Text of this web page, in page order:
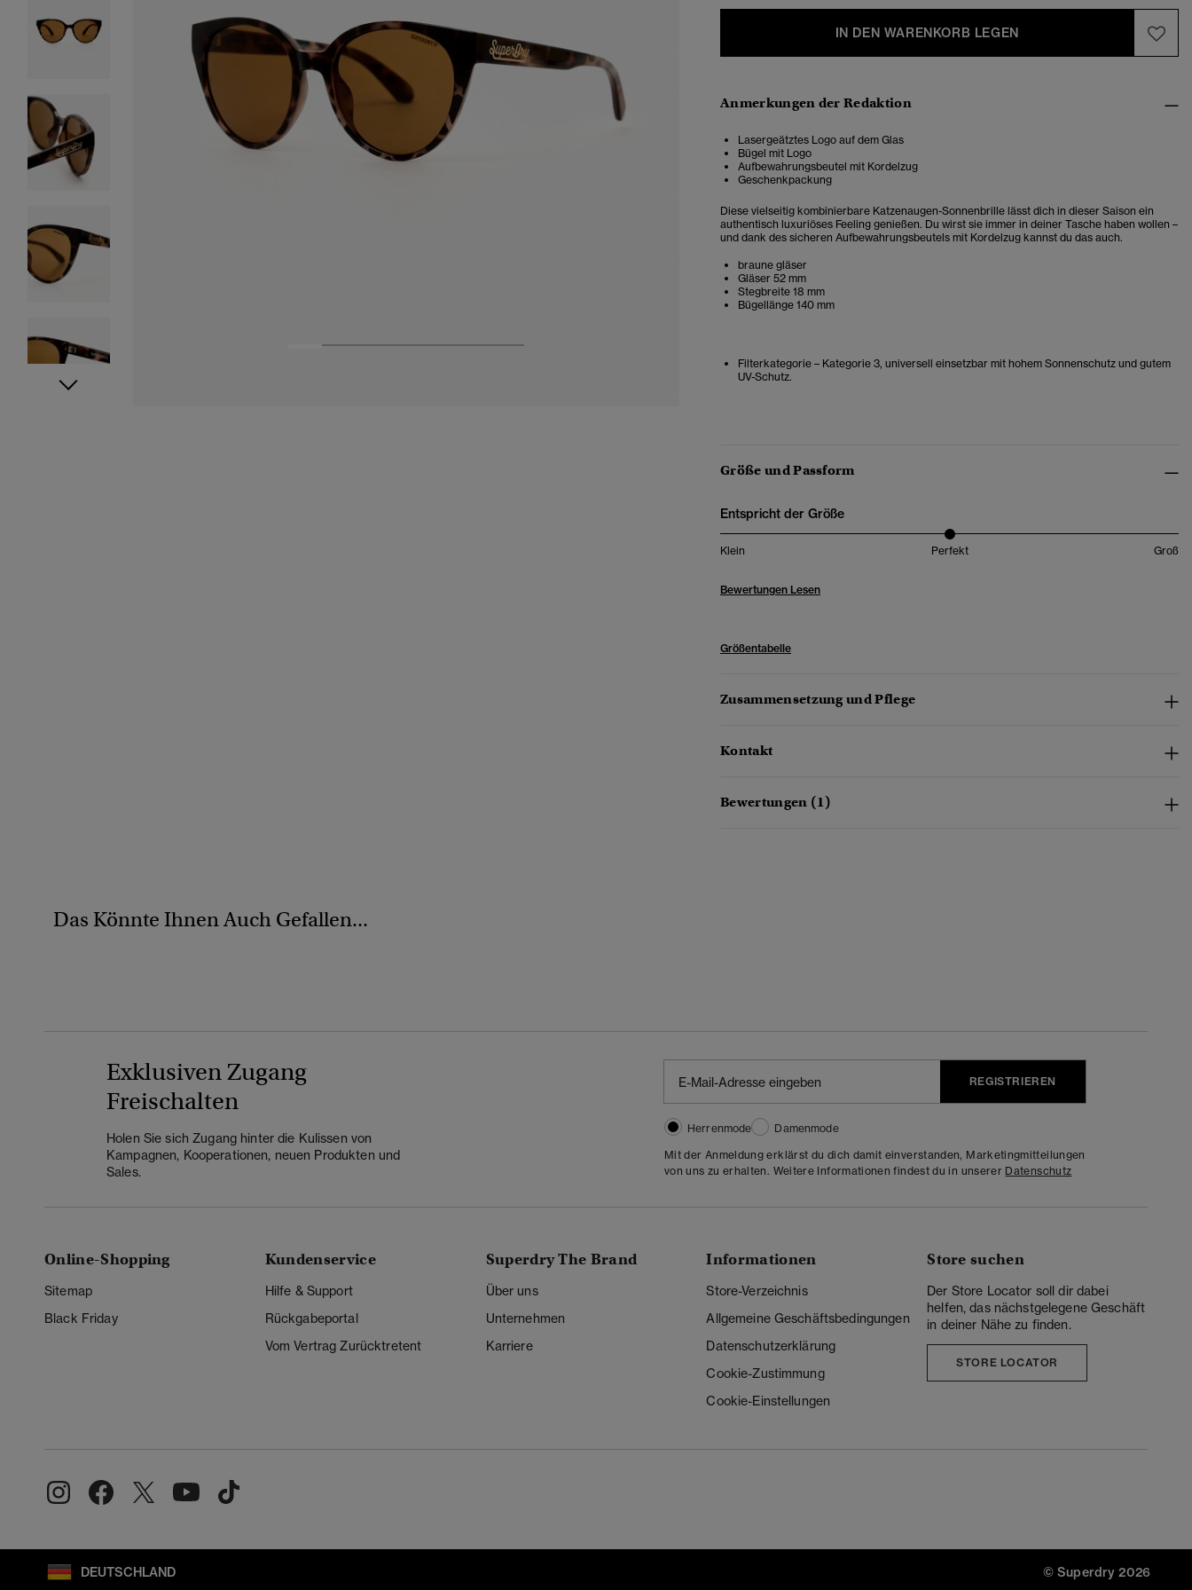
IN DEN WARENKORB LEGEN
Anmerkungen der Redaktion
Lasergeätztes Logo auf dem Glas
Bügel mit Logo
Aufbewahrungsbeutel mit Kordelzug
Geschenkpackung
Diese vielseitig kombinierbare Katzenaugen-Sonnenbrille lässt dich in dieser Saison ein
authentisch luxuriöses Feeling genießen. Du wirst sie immer in deiner Tasche haben wollen –
und dank des sicheren Aufbewahrungsbeutels mit Kordelzug kannst du das auch.
braune gläser
Gläser 52 mm
Stegbreite 18 mm
Bügellänge 140 mm
Filterkategorie – Kategorie 3, universell einsetzbar mit hohem Sonnenschutz und gutem
UV-Schutz.
Größe und Passform
Entspricht der Größe
Klein Perfekt Groß
Bewertungen Lesen
Größentabelle
Zusammensetzung und Pflege
Kontakt
Bewertungen (1)
Das Könnte Ihnen Auch Gefallen...
Exklusiven Zugang
Freischalten
Holen Sie sich Zugang hinter die Kulissen von
Kampagnen, Kooperationen, neuen Produkten und
Sales.
REGISTRIEREN
Herrenmode
Damenmode
Mit der Anmeldung erklärst du dich damit einverstanden, Marketingmitteilungen
von uns zu erhalten. Weitere Informationen findest du in unserer Datenschutz
Online-Shopping
Sitemap
Black Friday
Kundenservice
Hilfe & Support
Rückgabeportal
Vom Vertrag Zurücktretent
Superdry The Brand
Über uns
Unternehmen
Karriere
Informationen
Store-Verzeichnis
Allgemeine Geschäftsbedingungen
Datenschutzerklärung
Cookie-Zustimmung
Cookie-Einstellungen
Store suchen
Der Store Locator soll dir dabei
helfen, das nächstgelegene Geschäft
in deiner Nähe zu finden.
STORE LOCATOR
DEUTSCHLAND © Superdry 2026